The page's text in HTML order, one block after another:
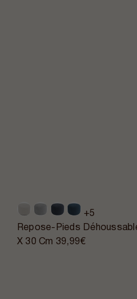
+5
Repose-Pieds
X 30 Cm 39,99€